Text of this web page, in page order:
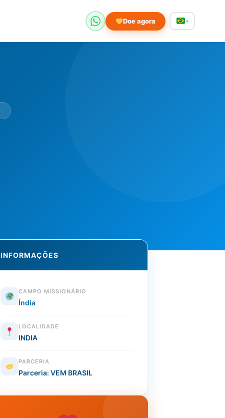
Doe agora ▾
INFORMAÇÕES
CAMPO MISSIONÁRIO
Índia
LOCALIDADE
INDIA
PARCERIA
Parceria: VEM BRASIL